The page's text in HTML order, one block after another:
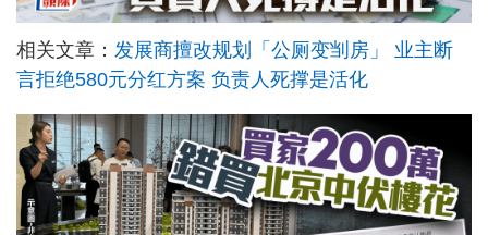
相关文章： 发展商擅改规划「公厕变㓥房」 业主断
言拒绝580元分红方案 负责人死撑是活化